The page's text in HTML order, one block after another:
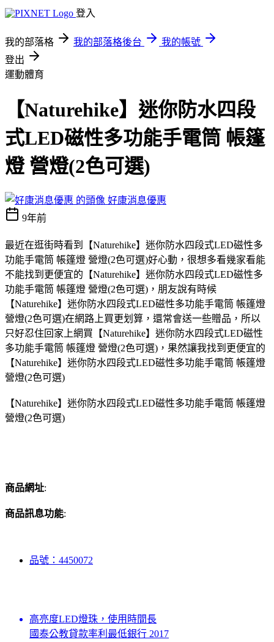
登入
我的部落格 我的部落格後台
我的帳號
登出
運動體育
【Naturehike】迷你防水四段
式LED磁性多功能手電筒 帳篷
燈 營燈(2色可選)
好康消息優惠
9年前
最近在逛街時看到【Naturehike】迷你防水四段式LED磁性多
功能手電筒 帳篷燈 營燈(2色可選)好心動，很想多看幾家看能
不能找到更便宜的【Naturehike】迷你防水四段式LED磁性多
功能手電筒 帳篷燈 營燈(2色可選)，朋友說有時候
【Naturehike】迷你防水四段式LED磁性多功能手電筒 帳篷燈
營燈(2色可選)在網路上買更划算，還常會送一些贈品，所以
只好忍住回家上網買【Naturehike】迷你防水四段式LED磁性
多功能手電筒 帳篷燈 營燈(2色可選)，果然讓我找到更便宜的
【Naturehike】迷你防水四段式LED磁性多功能手電筒 帳篷燈
營燈(2色可選)
【Naturehike】迷你防水四段式LED磁性多功能手電筒 帳篷燈
營燈(2色可選)
商品網址:
商品訊息功能:
品號：4450072
高亮度LED燈珠，使用時間長
國泰公教貸款率利最低銀行 2017